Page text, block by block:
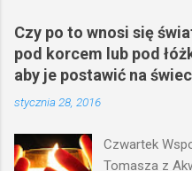
Czy po to wnosi się
pod korcem lub pod
aby je postawić na
stycznia 28, 2016
Czwartek
Tomasza z